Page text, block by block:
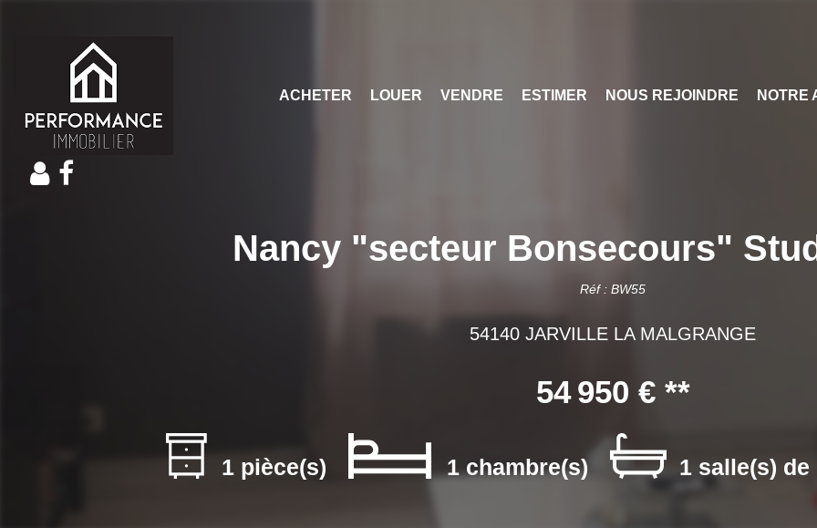
ACHETER LOUER VENDRE ESTIMER NOUS REJOINDRE NOTRE
Nancy "secteur Bonsecours"
Réf : BW55
54140 JARVILLE LA MALGRANGE
54 950 € **
1 pièce(s) 1 chambre(s) 1 salle(s) de